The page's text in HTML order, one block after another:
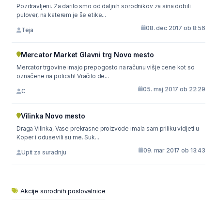
Pozdravljeni. Za darilo smo od daljnih sorodnikov za sina dobili
pulover, na katerem je še etike...
Teja 08. dec 2017 ob 8:56
Mercator Market Glavni trg Novo mesto
Mercator trgovine imajo prepogosto na računu višje cene kot so
označene na policah! Vračilo de...
C 05. maj 2017 ob 22:29
Vilinka Novo mesto
Draga Vilinka, Vase prekrasne proizvode imala sam priliku vidjeti u
Koper i odusevili su me. Suk...
Upit za suradnju 09. mar 2017 ob 13:43
Akcije sorodnih poslovalnice